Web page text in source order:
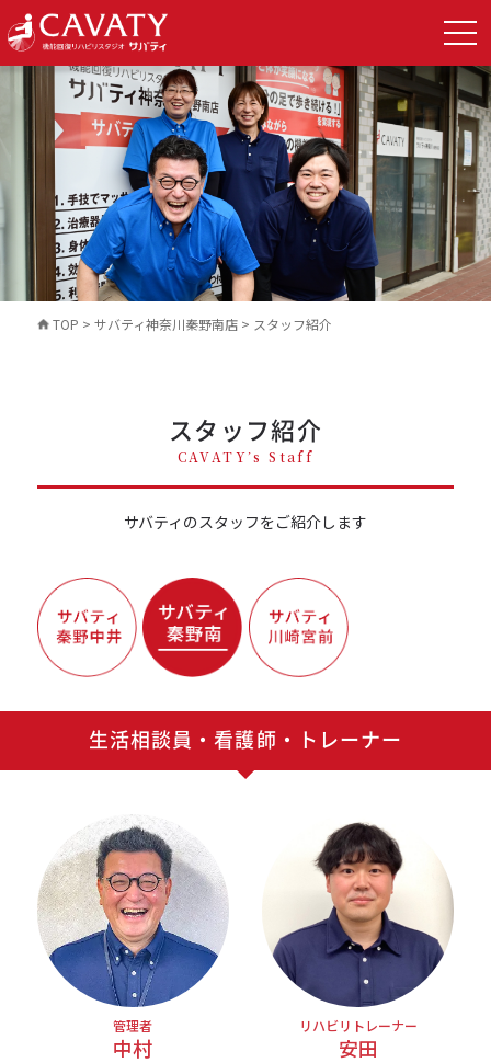
TOP > サバティ神奈川秦野南店> スタッフ紹介
スタッフ紹介
CAVATY’s Staff
サバティのスタッフをご紹介します
生活相談員・看護師・トレーナー
管理者
中村
リハビリトレーナー
安田